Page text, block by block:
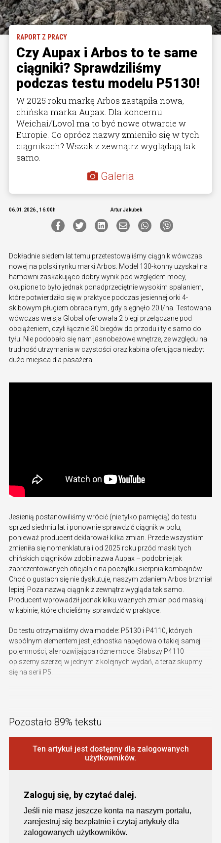
RAPORT Z PRACY
Czy Aupax i Arbos to te same
ciągniki? Sprawdziliśmy
podczas testu modelu P5130!
W 2025 roku markę Arbos zastąpiła nowa,
chińska marka Aupax. Dla koncernu
Weichai/Lovol ma to być nowe otwarcie w
Europie. Co oprócz nazwy zmieniło się w tych
ciągnikach? Wszak z zewnątrz wyglądają tak
samo.
Galeria
06.01.2026., 16:00h Artur Jakubek
Dokładnie siedem lat temu przetestowaliśmy ciągnik wówczas
nowej na polski rynku marki Arbos. Model 130-konny uzyskał na
hamowni zaskakująco dobry wynik pod względem mocy,
okupione to było jednak ponadprzeciętnie wysokim spalaniem,
które potwierdziło się w praktyce podczas jesiennej orki 4-
skibowym pługiem obracalnym, gdy sięgnęło 20 l/ha. Testowana
wówczas wersja Global oferowała 2 biegi przełączane pod
obciążeniem, czyli łącznie 30 biegów do przodu i tyle samo do
tyłu. Nie podobało się nam jasnobeżowe wnętrze, ze względu na
trudność utrzymania w czystości oraz kabina oferująca niezbyt
dużo miejsca dla pasażera.
Jesienią postanowiliśmy wrócić (nie tylko pamięcią) do testu
sprzed siedmiu lat i ponownie sprawdzić ciągnik w polu,
ponieważ producent deklarował kilka zmian. Przede wszystkim
zmieniła się nomenklatura i od 2025 roku przód maski tych
chińskich ciągników zdobi nazwa Aupax – podobnie jak
zaprezentowanych oficjalnie na początku sierpnia kombajnów.
Choć o gustach się nie dyskutuje, naszym zdaniem Arbos brzmiał
lepiej. Poza nazwą ciągnik z zewnątrz wygląda tak samo.
Producent wprowadził jednak kilku ważnych zmian pod maską i
w kabinie, które chcieliśmy sprawdzić w praktyce.
Do testu otrzymaliśmy dwa modele: P5130 i P4110, których
wspólnym elementem jest jednostka napędowa o takiej samej
pojemności, ale rozwijająca różne moce. Słabszy P4110
opiszemy szerzej w jednym z kolejnych wydań, a teraz skupmy
się na serii P5.
Pozostało 89% tekstu
Ten artykuł jest dostępny dla zalogowanych
użytkowników.
Zaloguj się, by czytać dalej.
Jeśli nie masz jeszcze konta na naszym portalu,
zarejestruj się bezpłatnie i czytaj artykuły dla
zalogowanych użytkowników.